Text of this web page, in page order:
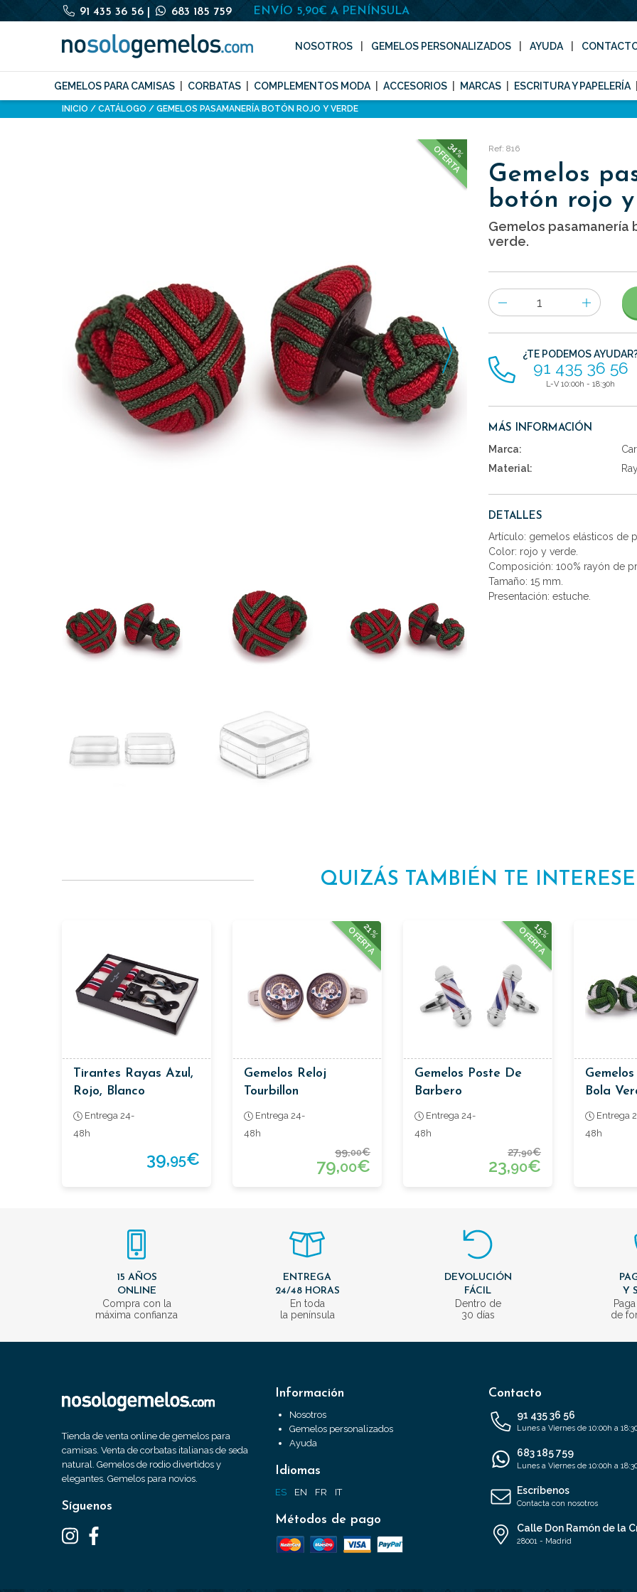
91 435 36 56 683 185 759 ENVÍO 5,90€ A PENÍNSULA
NOSOTROS GEMELOS PERSONALIZADOS AYUDA
GEMELOS PARA CAMISAS CORBATAS COMPLEMENTOS MODA ACCESORIOS MARCAS ESCRITURA Y PAPELERÍA
INICIO CATÁLOGO GEMELOS PASAMANERÍA BOTÓN ROJO Y VERDE
34%
OFERTA Ref: 816
Gemelos
botón rojo
Gemelos pasamanería
verde.
Número
de
artículos
¿TE PODEMOS
91 435 36 56
L-V 10:00h - 18:30h
MÁS INFORMACIÓN
Marca:
Material:
DETALLES
Artículo: gemelos elásticos de
Color: rojo y verde.
Composición: 100% rayón de
Tamaño: 15 mm.
Presentación: estuche.
QUIZÁS TAMBIÉN TE INTERESE
Tirantes Rayas Azul,
Rojo, Blanco
Entrega 24-
48h
39,95€
21%
OFERTA
Gemelos Reloj
Tourbillon
Entrega 24-
48h
99,00€
79,00€
15%
OFERTA
Gemelos Poste De
Barbero
Entrega 24-
48h
27,90€
23,90€
Bola
Verde Y
Entrega
48h
15 AÑOS
ONLINE
Compra con la
máxima confianza
ENTREGA
24/48 HORAS
En toda
la península
DEVOLUCIÓN
FÁCIL
Dentro de
30 días
Y
de
Tienda de venta online de gemelos para
camisas. Venta de corbatas italianas de seda
natural. Gemelos de rodio divertidos y
elegantes. Gemelos para novios.
Síguenos
Información
Nosotros
Gemelos personalizados
Ayuda
Idiomas
ES EN FR IT
Métodos de pago
Contacto
91 435 36 56
Lunes a Viernes de 10:00h a
683 185 759
Lunes a Viernes de 10:00h a
Escríbenos
Contacta con nosotros
Calle Don Ramón de la
28001 - Madrid